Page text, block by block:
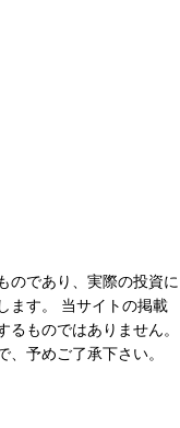
のであり、実際の投資に
ます。 当サイトの掲載
ものではありません。
予めご了承下さい。